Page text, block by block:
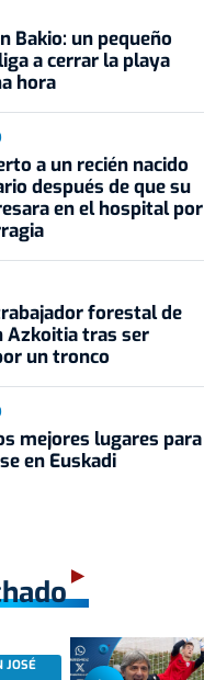
Bakio: un pequeño
a cerrar la playa
hora
a un recién nacido
después de que su
en el hospital por
forestal de
Azkoitia tras ser
un tronco
mejores lugares para
en Euskadi
JOSÉ